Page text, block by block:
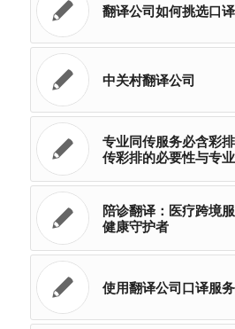
翻译公司如何挑选口
中关村翻译公司
专业同传服务必含彩
传彩排的必要性与专
陪诊翻译：医疗跨境
健康守护者
使用翻译公司口译服